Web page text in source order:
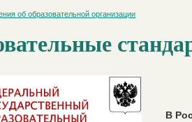
об образовательной организации
В